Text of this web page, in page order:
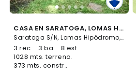
CASA EN SARATOGA, LOMAS HIPÓDROMO - (34)
Saratoga S/N, Lomas Hipódromo, Naucalpan de Juárez
3 rec. 3 ba.
8 est.
1028 mts. terreno.
373 mts. constr..